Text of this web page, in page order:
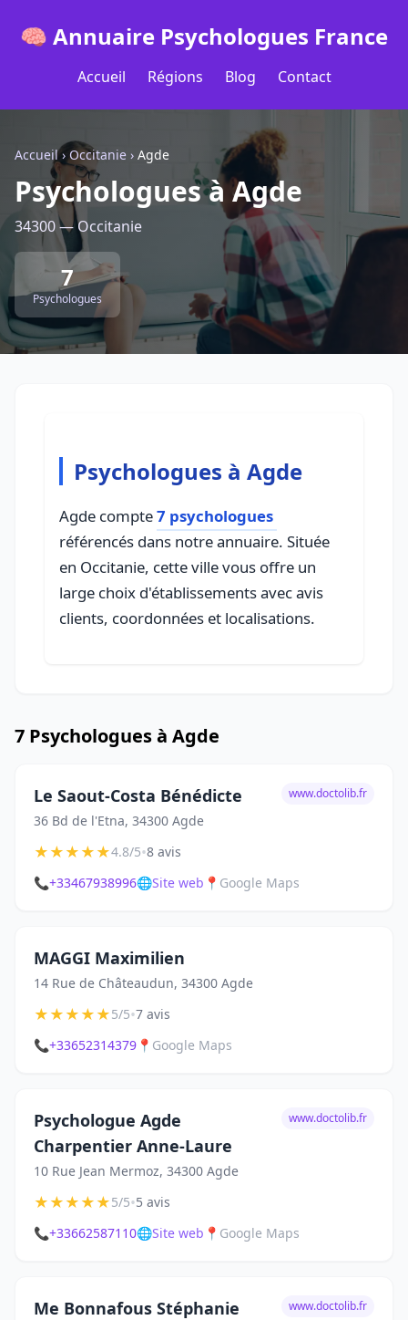
🧠 Annuaire Psychologues France
Accueil Régions Blog Contact
Accueil› Occitanie › Agde
Psychologues à Agde
34300 — Occitanie
7
Psychologues
Psychologues à Agde
Agde compte7 psychologues
référencés dans notre annuaire. Située
en Occitanie, cette ville vous offre un
large choix d'établissements avec avis
clients, coordonnées et localisations.
7 Psychologues à Agde
Le Saout-Costa Bénédicte
36 Bd de l'Etna, 34300 Agde
www.doctolib.fr
★★★★★4.8/5•8 avis
📞+33467938996🌐Site web 📍 Google Maps
MAGGI Maximilien
14 Rue de Châteaudun, 34300 Agde
★★★★★5/5•7 avis
📞+33652314379 📍 Google Maps
Psychologue Agde
Charpentier Anne-Laure
10 Rue Jean Mermoz, 34300 Agde
www.doctolib.fr
★★★★★5/5•5 avis
📞+33662587110🌐Site web 📍 Google Maps
Me Bonnafous Stéphanie
www.doctolib.fr